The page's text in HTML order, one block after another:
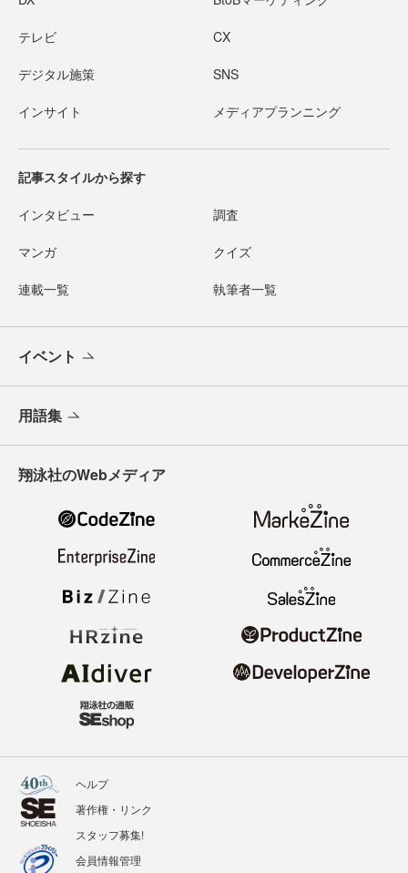
テレビ CX
デジタル施策 SNS
インサイト メディアプランニング
記事スタイルから探す
インタビュー 調査
マンガ クイズ
連載一覧 執筆者一覧
イベント
用語集
翔泳社のWebメディア
ヘルプ
著作権・リンク
スタッフ募集!
会員情報管理